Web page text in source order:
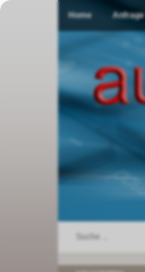
Home Anfrage